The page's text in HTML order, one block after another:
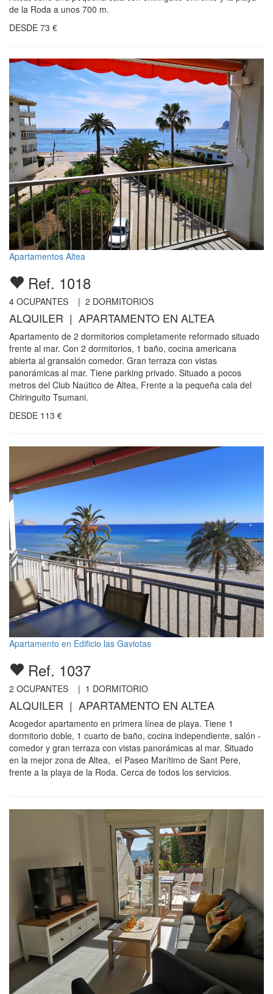
de la Roda a unos 700 m.
DESDE 73 €
Apartamentos Altea
Ref. 1018
4 OCUPANTES | 2 DORMITORIOS
ALQUILER | APARTAMENTO EN ALTEA
Apartamento de 2 dormitorios completamente reformado situado
frente al mar. Con 2 dormitorios, 1 baño, cocina americana
abierta al gransalón comedor. Gran terraza con vistas
panorámicas al mar. Tiene parking privado. Situado a pocos
metros del Club Naútico de Altea, Frente a la pequeña cala del
Chiringuito Tsumani.
DESDE 113 €
Apartamento en Edificio las Gaviotas
Ref. 1037
2 OCUPANTES | 1 DORMITORIO
ALQUILER | APARTAMENTO EN ALTEA
Acogedor apartamento en primera línea de playa. Tiene 1
dormitorio doble, 1 cuarto de baño, cocina independiente, salón -
comedor y gran terraza con vistas panorámicas al mar. Situado
en la mejor zona de Altea, el Paseo Marítimo de Sant Pere,
frente a la playa de la Roda. Cerca de todos los servicios.